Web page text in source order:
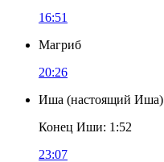
16:51
Магриб
20:26
Иша (настоящий Иша)
Конец Иши: 1:52
23:07